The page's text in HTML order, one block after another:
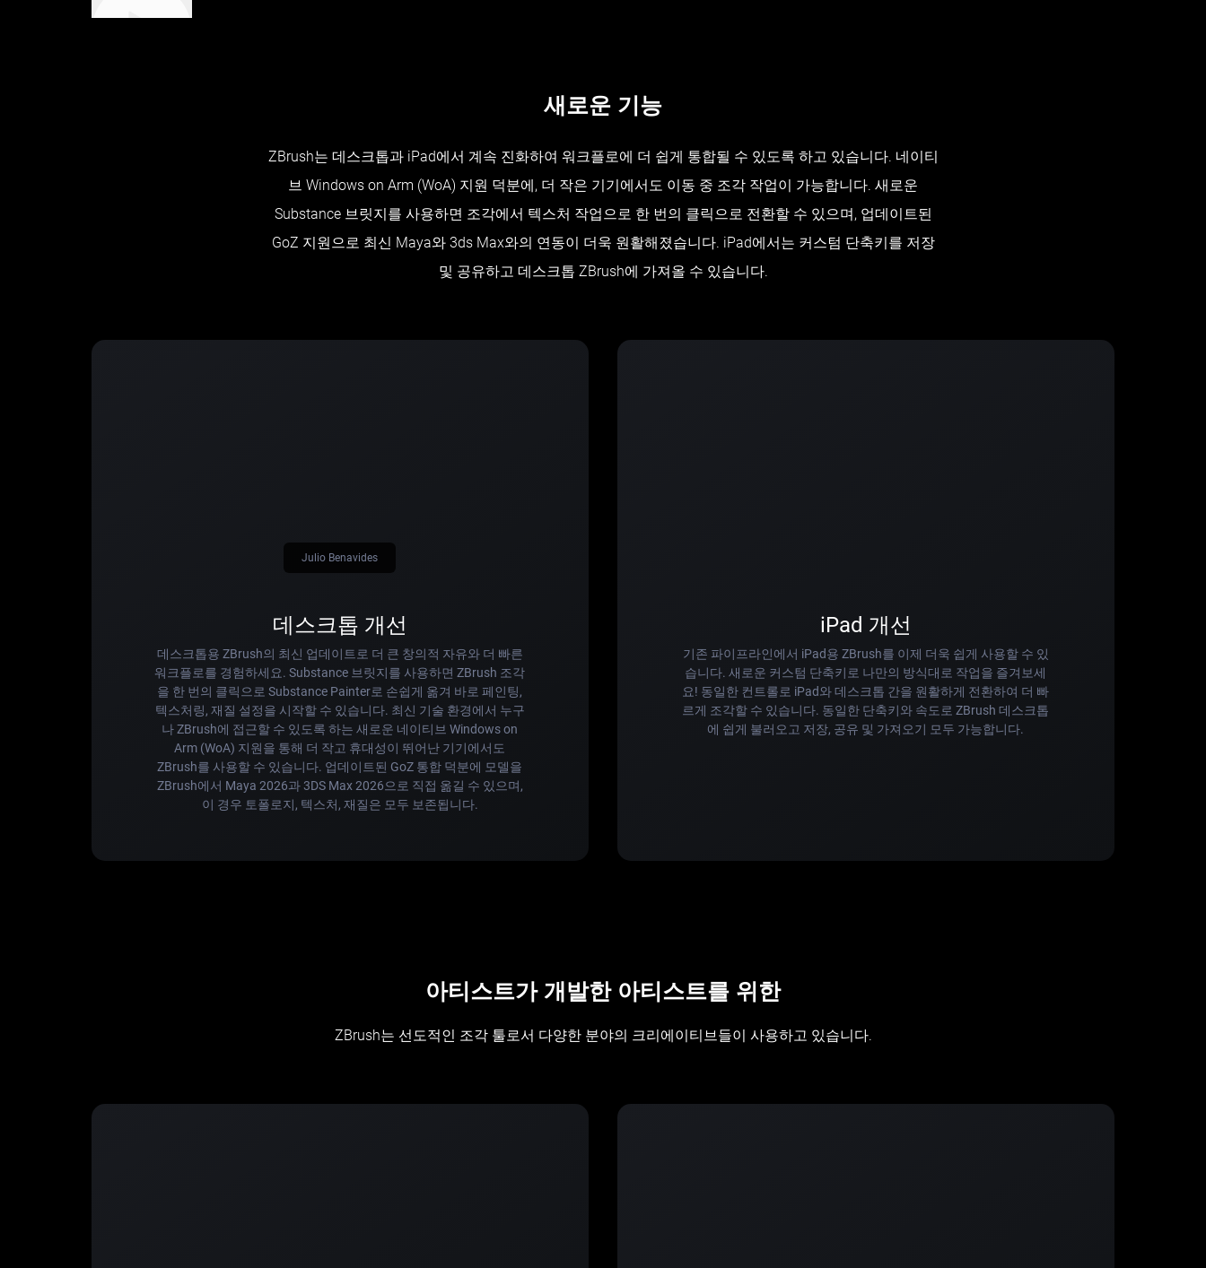
새로운 기능
ZBrush는 데스크톱과 iPad에서 계속 진화하여 워크플로에 더 쉽게 통합될 수 있도록 하고 있습니다. 네이티
브 Windows on Arm (WoA) 지원 덕분에, 더 작은 기기에서도 이동 중 조각 작업이 가능합니다. 새로운
Substance 브릿지를 사용하면 조각에서 텍스처 작업으로 한 번의 클릭으로 전환할 수 있으며, 업데이트된
GoZ 지원으로 최신 Maya와 3ds Max와의 연동이 더욱 원활해졌습니다. iPad에서는 커스텀 단축키를 저장
및 공유하고 데스크톱 ZBrush에 가져올 수 있습니다.
데스크톱 개선
데스크톱용 ZBrush의 최신 업데이트로 더 큰 창의적 자유와 더 빠른
워크플로를 경험하세요. Substance 브릿지를 사용하면 ZBrush 조각
을 한 번의 클릭으로 Substance Painter로 손쉽게 옮겨 바로 페인팅,
텍스처링, 재질 설정을 시작할 수 있습니다. 최신 기술 환경에서 누구
나 ZBrush에 접근할 수 있도록 하는 새로운 네이티브 Windows on
Arm (WoA) 지원을 통해 더 작고 휴대성이 뛰어난 기기에서도
ZBrush를 사용할 수 있습니다. 업데이트된 GoZ 통합 덕분에 모델을
ZBrush에서 Maya 2026과 3DS Max 2026으로 직접 옮길 수 있으며,
이 경우 토폴로지, 텍스처, 재질은 모두 보존됩니다.
Julio Benavides
iPad 개선
기존 파이프라인에서 iPad용 ZBrush를 이제 더욱 쉽게 사용할 수 있
습니다. 새로운 커스텀 단축키로 나만의 방식대로 작업을 즐겨보세
요! 동일한 컨트롤로 iPad와 데스크톱 간을 원활하게 전환하여 더 빠
르게 조각할 수 있습니다. 동일한 단축키와 속도로 ZBrush 데스크톱
에 쉽게 불러오고 저장, 공유 및 가져오기 모두 가능합니다.
아티스트가 개발한 아티스트를 위한
ZBrush는 선도적인 조각 툴로서 다양한 분야의 크리에이티브들이 사용하고 있습니다.